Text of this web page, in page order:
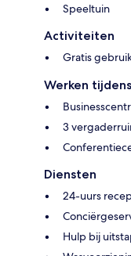
Speeltuin
Activiteiten
Gratis
Werken
3
Diensten
24-uurs
Hulp bij